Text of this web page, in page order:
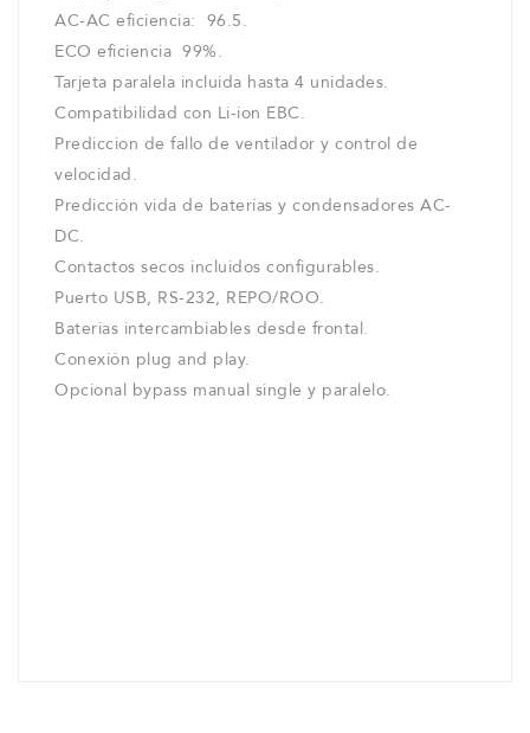
AC-AC eficiencia: 96.5.
ECO eficiencia 99%.
Tarjeta paralela incluida hasta 4 unidades.
Compatibilidad con Li-ion EBC.
Prediccion de fallo de ventilador y control de
velocidad.
Predicción vida de baterías y condensadores AC-
DC.
Contactos secos incluidos configurables.
Puerto USB, RS-232, REPO/ROO.
Baterias intercambiables desde frontal.
Conexión plug and play.
Opcional bypass manual single y paralelo.